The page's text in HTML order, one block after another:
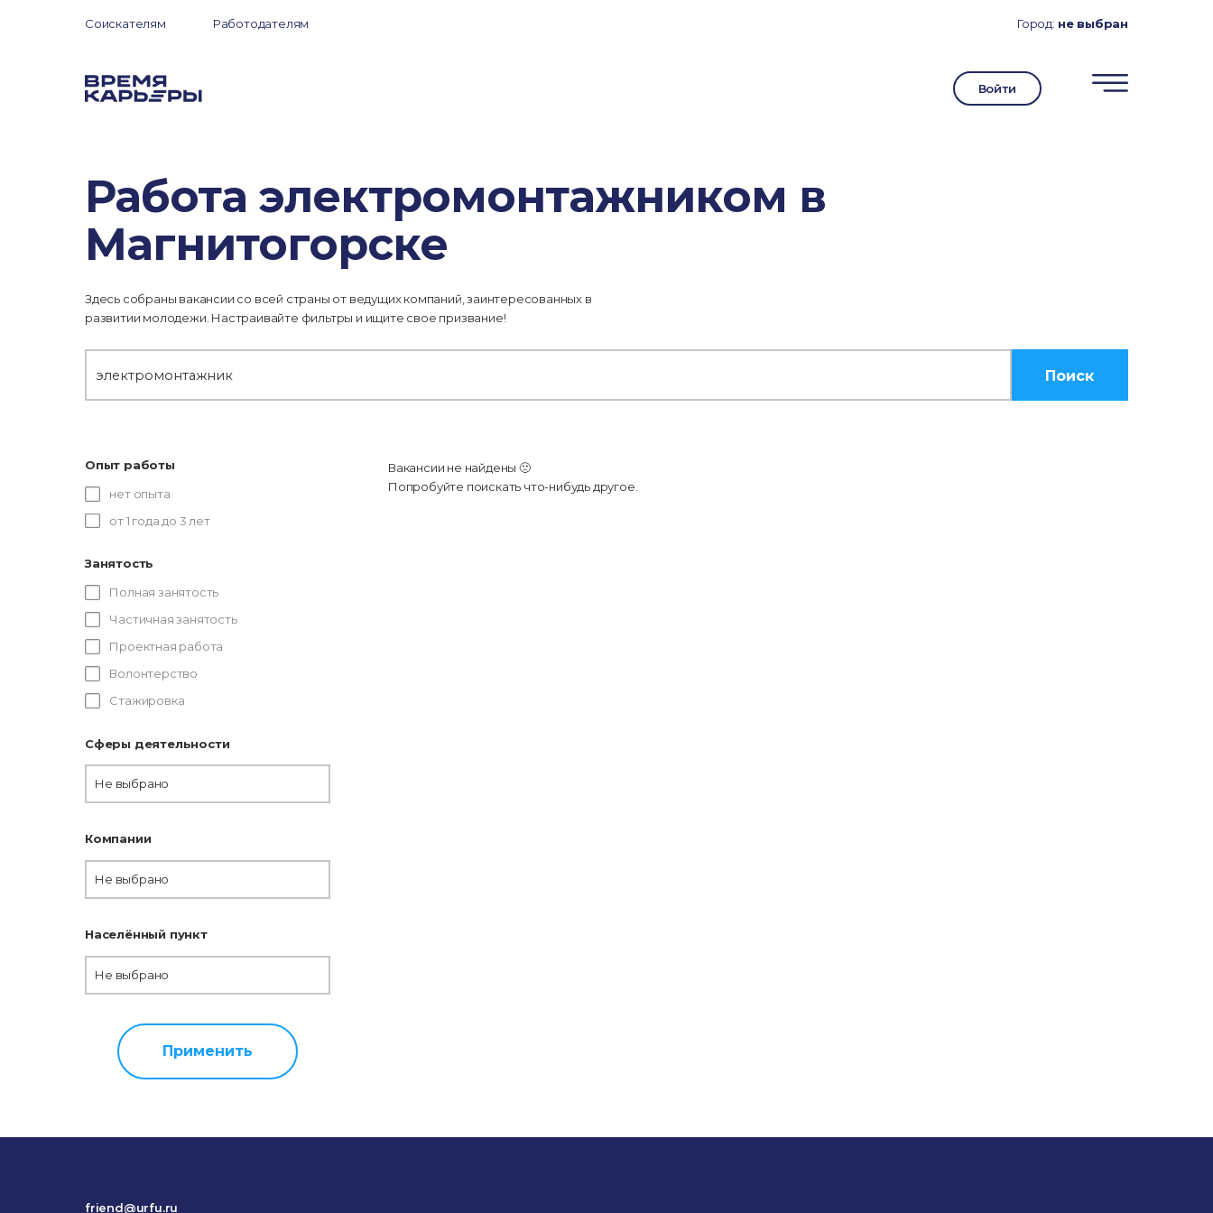
Соискателям Работодателям Город: не выбран
Войти
Работа электромонтажником в
Магнитогорске
Здесь собраны вакансии со всей страны от ведущих компаний, заинтересованных в
развитии молодежи. Настраивайте фильтры и ищите свое призвание!
Поиск
Опыт работы
нет опыта
от 1 года до 3 лет
Занятость
Полная занятость
Частичная занятость
Проектная работа
Волонтерство
Стажировка
Сферы деятельности
Не выбрано
Компании
Не выбрано
Населённый пункт
Не выбрано
Применить
Вакансии не найдены 🙁
Попробуйте поискать что-нибудь другое.
friend@urfu.ru